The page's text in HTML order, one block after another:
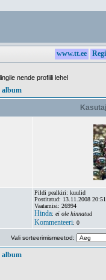
www.tt.ee
nende profiili lehel
album
Pildi pealkiri: kuulid
Postitatud: 13.11.2008 20:51
Vaatamisi: 26994
Hinda: ei ole hinnatud
Kommenteeri: 0
Vali sorteerimismeetod:
album